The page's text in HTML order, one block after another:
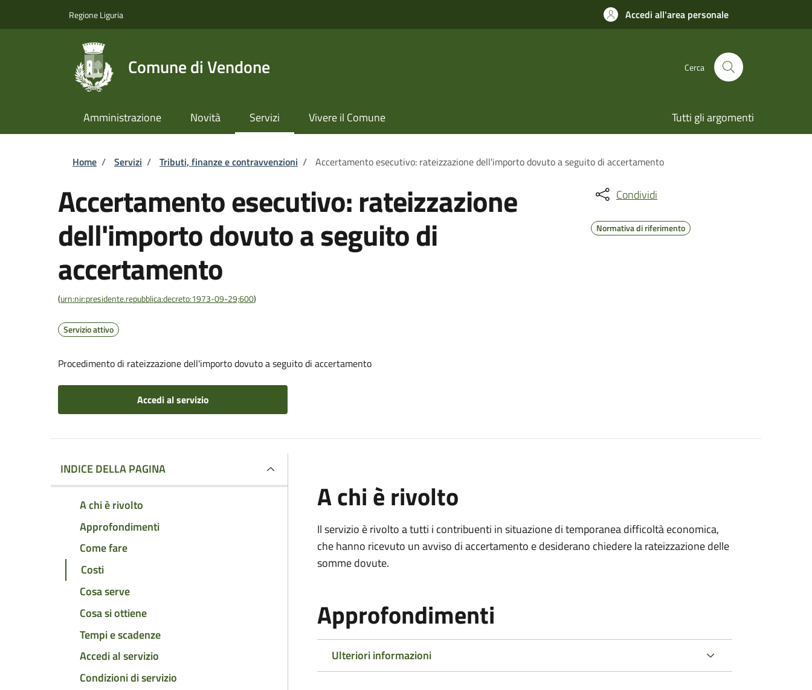
Regione Liguria Accedi all'area personale
Comune di Vendone Cerca
Amministrazione Novità Servizi Vivere il Comune Tutti gli argomenti
Briciole di pane
Home / Servizi / Tributi, finanze e contravvenzioni / Accertamento esecutivo: rateizzazione dell'importo dovuto a seguito di accertamento
Accertamento esecutivo: rateizzazione
dell'importo dovuto a seguito di
accertamento
(urn:nir:presidente.repubblica:decreto:1973-09-29;600)
Servizio attivo
Procedimento di rateizzazione dell'importo dovuto a seguito di accertamento
Accedi al servizio
Condividi
Normativa di riferimento
INDICE DELLA PAGINA
A chi è rivolto
Approfondimenti
Come fare
Costi
Cosa serve
Cosa si ottiene
Tempi e scadenze
Accedi al servizio
Condizioni di servizio
A chi è rivolto
Il servizio è rivolto a tutti i contribuenti in situazione di temporanea difficoltà economica,
che hanno ricevuto un avviso di accertamento e desiderano chiedere la rateizzazione delle
somme dovute.
Approfondimenti
Ulteriori informazioni